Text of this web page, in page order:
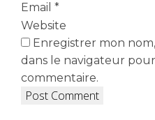
Email *
Website
Enregistrer mon
dans le navigateur
commentaire.